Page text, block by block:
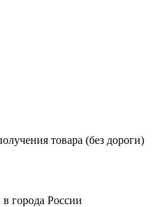
товара (без дороги)
города России